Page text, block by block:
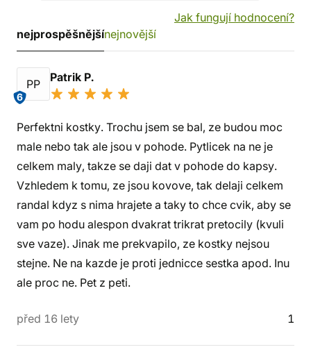
Jak fungují hodnocení?
nejprospěšnějšínejnovější
PP
6
Patrik P.
Perfektni kostky. Trochu jsem se bal, ze budou moc
male nebo tak ale jsou v pohode. Pytlicek na ne je
celkem maly, takze se daji dat v pohode do kapsy.
Vzhledem k tomu, ze jsou kovove, tak delaji celkem
randal kdyz s nima hrajete a taky to chce cvik, aby se
vam po hodu alespon dvakrat trikrat pretocily (kvuli
sve vaze). Jinak me prekvapilo, ze kostky nejsou
stejne. Ne na kazde je proti jednicce sestka apod. Inu
ale proc ne. Pet z peti.
před 16 lety 1